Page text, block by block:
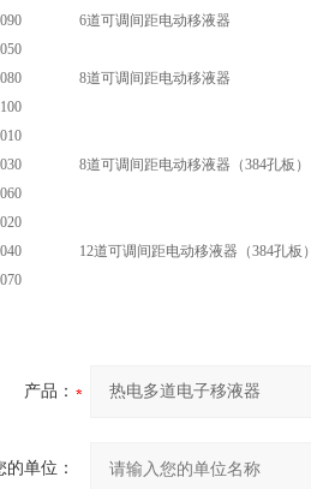
6道可调间距电动移液器
8道可调间距电动移液器
8道可调间距电动移液器（384孔板）
12道可调间距电动移液器（384孔板）
产品：
的单位：